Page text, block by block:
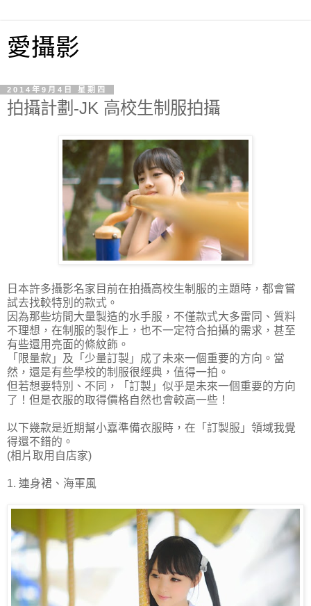
愛攝影
2014年9月4日 星期四
拍攝計劃-JK 高校生制服拍攝
日本許多攝影名家目前在拍攝高校生制服的主題時，都會嘗
試去找較特別的款式。
因為那些坊間大量製造的水手服，不僅款式大多雷同、質料
不理想，在制服的製作上，也不一定符合拍攝的需求，甚至
有些還用亮面的條紋飾。
「限量款」及「少量訂製」成了未來一個重要的方向。當
然，還是有些學校的制服很經典，值得一拍。
但若想要特別、不同，「訂製」似乎是未來一個重要的方向
了！但是衣服的取得價格自然也會較高一些！
以下幾款是近期幫小嘉準備衣服時，在「訂製服」領域我覺
得還不錯的。
(相片取用自店家)
1. 連身裙、海軍風